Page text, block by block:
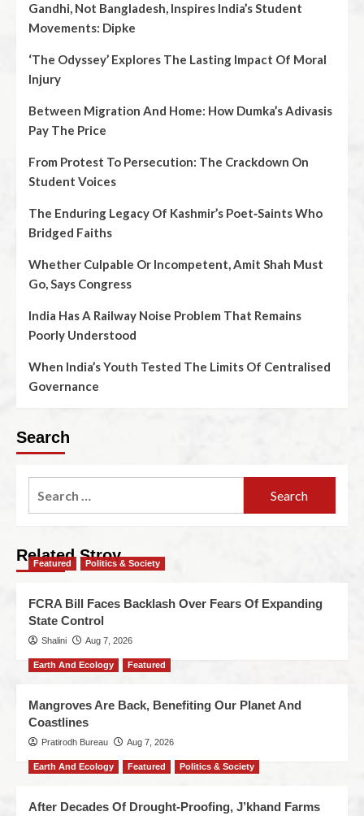
Gandhi, Not Bangladesh, Inspires India’s Student
Movements: Dipke
‘The Odyssey’ Explores The Lasting Impact Of Moral
Injury
Between Migration And Home: How Dumka’s Adivasis
Pay The Price
From Protest To Persecution: The Crackdown On
Student Voices
The Enduring Legacy Of Kashmir’s Poet‑Saints Who
Bridged Faiths
Whether Culpable Or Incompetent, Amit Shah Must
Go, Says Congress
India Has A Railway Noise Problem That Remains
Poorly Understood
When India’s Youth Tested The Limits Of Centralised
Governance
Search
Related Stroy
Featured Politics & Society
FCRA Bill Faces Backlash Over Fears Of Expanding
State Control
Shalini Aug 7, 2026
Earth And Ecology Featured
Mangroves Are Back, Benefiting Our Planet And
Coastlines
Pratirodh Bureau Aug 7, 2026
Earth And Ecology Featured Politics & Society
After Decades Of Drought-Proofing, J’khand Farms